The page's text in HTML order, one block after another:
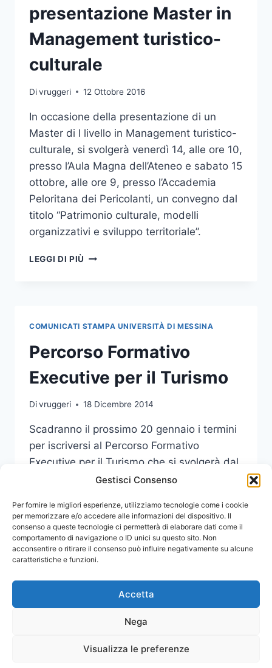
Gestisci Consenso
Per fornire le migliori esperienze, utilizziamo tecnologie come i cookie
per memorizzare e/o accedere alle informazioni del dispositivo. Il
consenso a queste tecnologie ci permetterà di elaborare dati come il
comportamento di navigazione o ID unici su questo sito. Non
acconsentire o ritirare il consenso può influire negativamente su alcune
caratteristiche e funzioni.
Accetta
Nega
Visualizza le preferenze
ECONOMIA
presentazione Master in
Management turistico-
culturale
Divruggeri 12 Ottobre 2016
In occasione della presentazione di un
Master di I livello in Management turistico-
culturale, si svolgerà venerdì 14, alle ore 10,
presso l’Aula Magna dell’Ateneo e sabato 15
ottobre, alle ore 9, presso l’Accademia
Peloritana dei Pericolanti, un convegno dal
titolo “Patrimonio culturale, modelli
organizzativi e sviluppo territoriale”.
LEGGI DI PIÙ CONVEGNO
PRESENTAZIONE
MASTER
IN
MANAGEMENT
CULTURALE
COMUNICATI STAMPA UNIVERSITÀ DI MESSINA
Percorso Formativo
Executive per il Turismo
Divruggeri 18 Dicembre 2014
Scadranno il prossimo 20 gennaio i termini
per iscriversi al Percorso Formativo
Executive per il Turismo che si svolgerà dal
26 al 28 gennaio.
LEGGI DI PIÙPERCORSO
FORMATIVO
EXECUTIVE
PER
IL
© 2026 Comunicati Stampa | Powered by